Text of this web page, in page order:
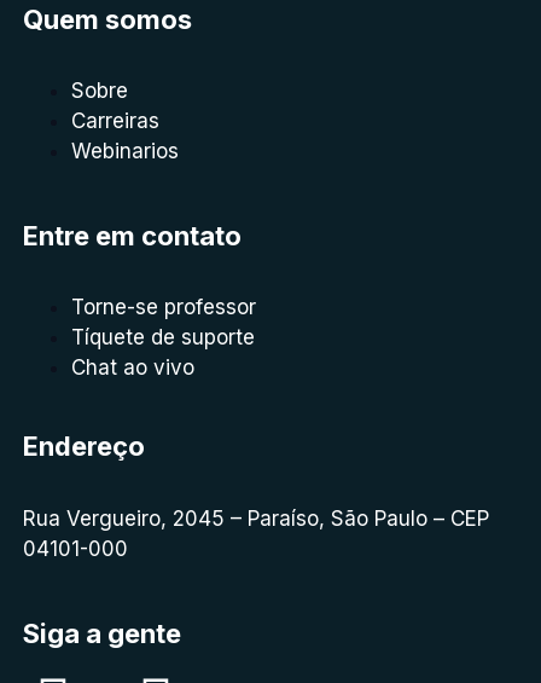
Quem somos
Sobre
Carreiras
Webinarios
Entre em contato
Torne-se professor
Tíquete de suporte
Chat ao vivo
Endereço
Rua Vergueiro, 2045 – Paraíso, São Paulo – CEP
04101-000
Siga a gente